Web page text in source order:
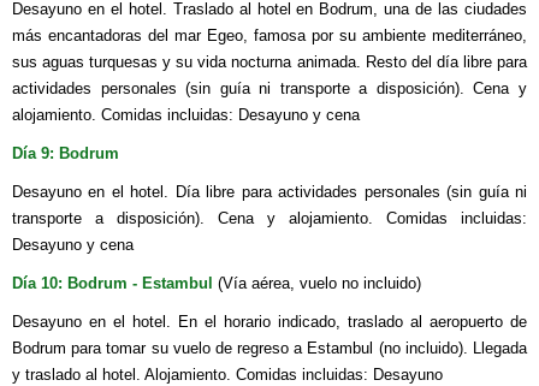
Desayuno en el hotel. Traslado al hotel en Bodrum, una de las ciudades
más encantadoras del mar Egeo, famosa por su ambiente mediterráneo,
sus aguas turquesas y su vida nocturna animada. Resto del día libre para
actividades personales (sin guía ni transporte a disposición). Cena y
alojamiento. Comidas incluidas: Desayuno y cena
Día 9: Bodrum
Desayuno en el hotel. Día libre para actividades personales (sin guía ni
transporte a disposición). Cena y alojamiento. Comidas incluidas:
Desayuno y cena
Día 10: Bodrum - Estambul (Vía aérea, vuelo no incluido)
Desayuno en el hotel. En el horario indicado, traslado al aeropuerto de
Bodrum para tomar su vuelo de regreso a Estambul (no incluido). Llegada
y traslado al hotel. Alojamiento. Comidas incluidas: Desayuno